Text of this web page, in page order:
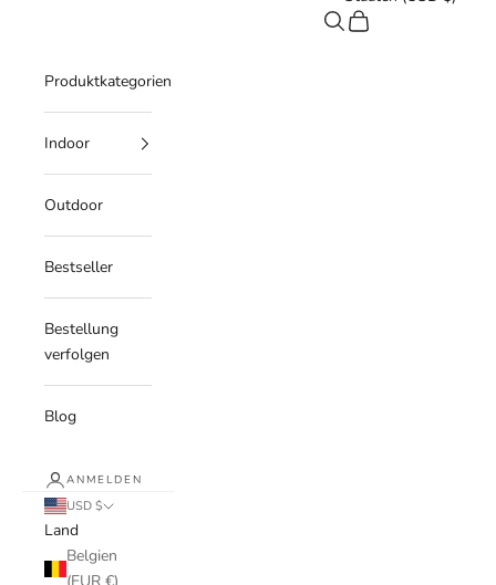
SuchenWarenkorb
Produktkategorien
Indoor
Outdoor
Bestseller
Bestellung
verfolgen
Blog
ANMELDEN
USD $
Land
Belgien